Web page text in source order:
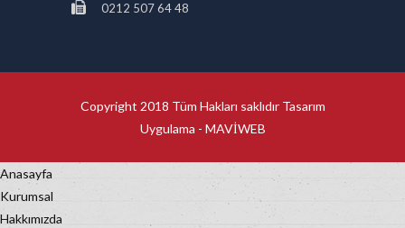
0212 507 64 48
Copyright 2018 Tüm Hakları saklıdır Tasarım
Uygulama - MAVİWEB
Anasayfa
Kurumsal
Hakkımızda